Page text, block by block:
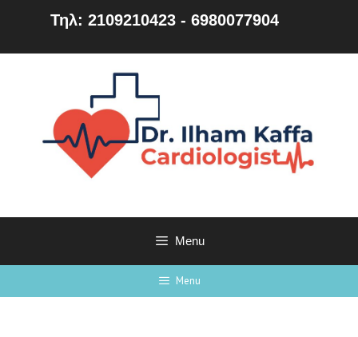
Τηλ: 2109210423 - 6980077904
Menu
Menu